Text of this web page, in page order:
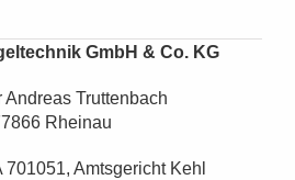
GmbH & Co. KG
Truttenbach
Rheinau
Amtsgericht Kehl